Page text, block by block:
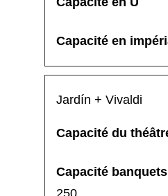
Jardín + Vivaldi
250